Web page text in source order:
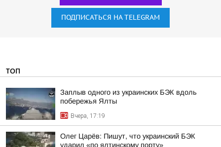
ПОДПИСАТЬСЯ НА TELEGRAM
ТОП
Заплыв одного из украинских БЭК вдоль
побережья Ялты
Вчера, 17:19
Олег Царёв: Пишут, что украинский БЭК
ударил «по ялтинскому порту»